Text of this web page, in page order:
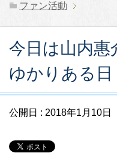
ファン活動
今日は山内惠
ゆかりある日
公開日 : 2018年1月10日